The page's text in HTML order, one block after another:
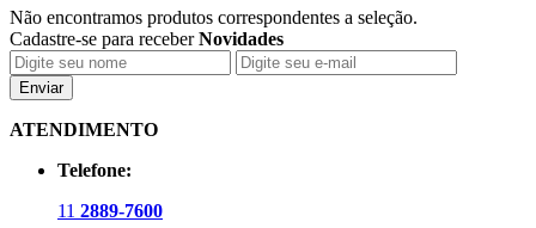
Não encontramos produtos correspondentes a seleção.
Cadastre-se para receberNovidades
Enviar
ATENDIMENTO
Telefone:
11 2889-7600